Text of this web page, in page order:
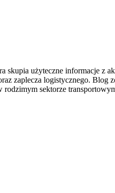
użyteczne informacje z
zaplecza logistycznego.
rodzimym sektorze